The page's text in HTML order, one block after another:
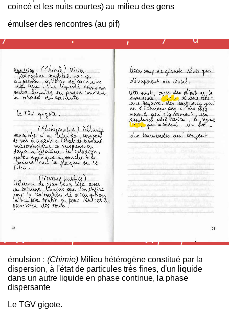
coincé et les nuits courtes) au milieu des gens
émulser des rencontres (au pif)
émulsion : (Chimie) Milieu hétérogène constitué par la
dispersion, à l'état de particules très fines, d'un liquide
dans un autre liquide en phase continue, la phase
dispersante
Le TGV gigote.